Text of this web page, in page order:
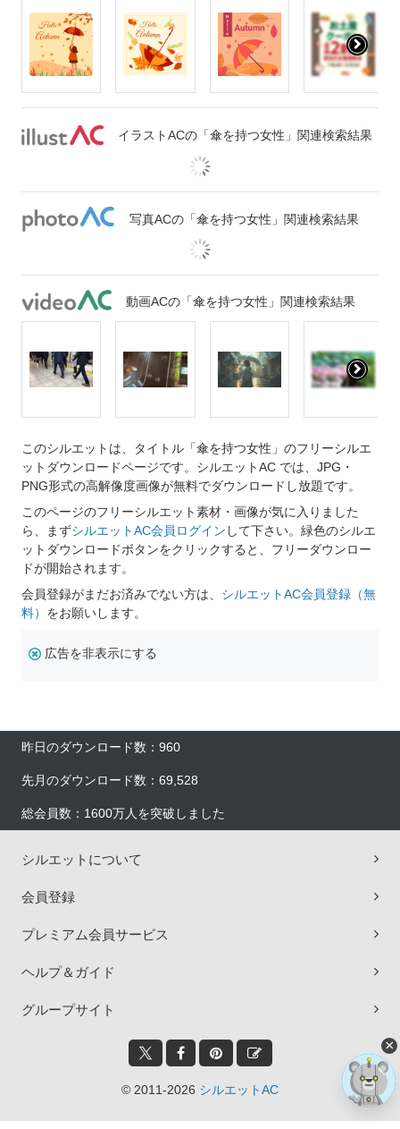
イラストACの「傘を持つ女性」関連検索結果
写真ACの「傘を持つ女性」関連検索結果
動画ACの「傘を持つ女性」関連検索結果
このシルエットは、タイトル「傘を持つ女性」のフリーシルエ
ットダウンロードページです。シルエットAC では、JPG・
PNG形式の高解像度画像が無料でダウンロードし放題です。
このページのフリーシルエット素材・画像が気に入りました
ら、まずシルエットAC会員ログイン して下さい。緑色のシルエ
ットダウンロードボタンをクリックすると、フリーダウンロー
ドが開始されます。
会員登録がまだお済みでない方は、 シルエットAC会員登録（無
料） をお願いします。
広告を非表示にする
昨日のダウンロード数：960
先月のダウンロード数：69,528
総会員数：1600万人を突破しました
シルエットについて
会員登録
プレミアム会員サービス
ヘルプ＆ガイド
グループサイト
© 2011-2026 シルエットAC
×